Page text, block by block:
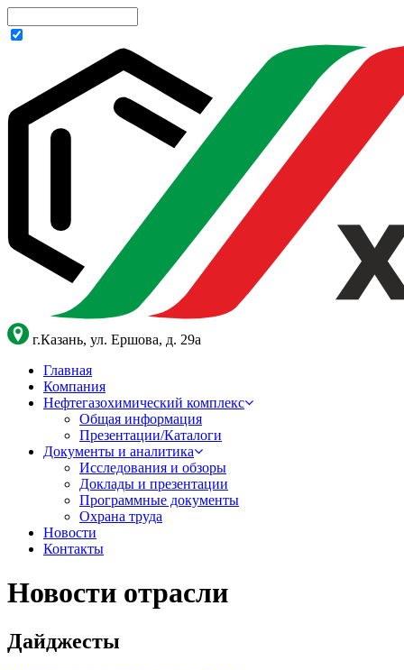
г.Казань, ул. Ершова, д. 29а
Главная
Компания
Нефтегазохимический комплекс
Общая информация
Презентации/Каталоги
Документы и аналитика
Исследования и обзоры
Доклады и презентации
Программные документы
Охрана труда
Новости
Контакты
Новости отрасли
Дайджесты